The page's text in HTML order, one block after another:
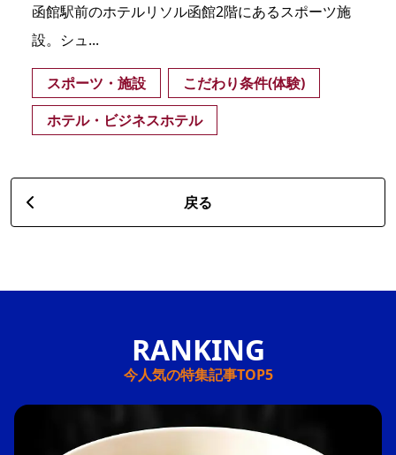
函館駅前のホテルリソル函館2階にあるスポーツ施
設。シュ...
スポーツ・施設
こだわり条件(体験)
ホテル・ビジネスホテル
戻る
今人気の特集記事TOP5